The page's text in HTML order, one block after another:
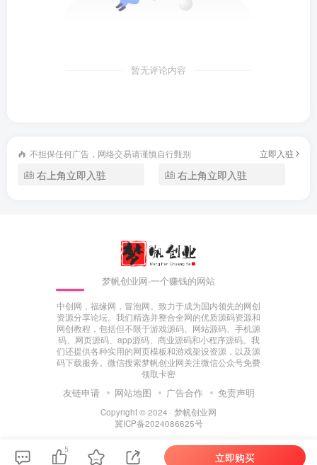
暂无评论内容
不担保任何广告，网络交易请谨慎自行甄别 立即入驻
右上角立即入驻 右上角立即入驻
梦帆创业网-一个赚钱的网站
中创网，福缘网，冒泡网。致力于成为国内领先的网创
资源分享论坛。我们精选并整合全网的优质源码资源和
网创教程，包括但不限于游戏源码、网站源码、手机源
码、网页源码、app源码、商业源码和小程序源码。我
们还提供各种实用的网页模板和游戏架设资源，以及源
码下载服务。微信搜索梦帆创业网关注微信公众号免费
领取卡密
友链申请 网站地图 广告合作 免责声明
Copyright © 2024 · 梦帆创业网
冀ICP备2024086625号
5
立即购买